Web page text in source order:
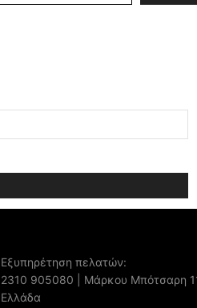
Εξυπηρέτηση πελατών:
2310 905080 | Μάρκου Μπότσαρη
Ελλάδα